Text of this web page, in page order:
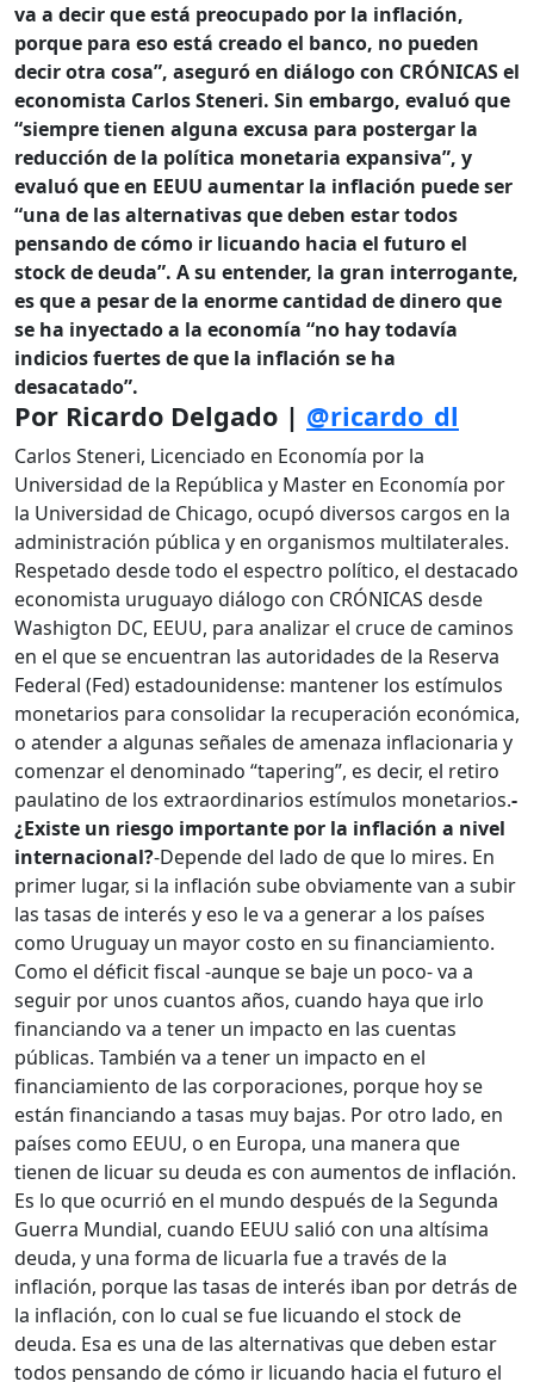
va a decir que está preocupado por la inflación,
porque para eso está creado el banco, no pueden
decir otra cosa”, aseguró en diálogo con CRÓNICAS el
economista Carlos Steneri. Sin embargo, evaluó que
“siempre tienen alguna excusa para postergar la
reducción de la política monetaria expansiva”, y
evaluó que en EEUU aumentar la inflación puede ser
“una de las alternativas que deben estar todos
pensando de cómo ir licuando hacia el futuro el
stock de deuda”. A su entender, la gran interrogante,
es que a pesar de la enorme cantidad de dinero que
se ha inyectado a la economía “no hay todavía
indicios fuertes de que la inflación se ha
desacatado”.
Por Ricardo Delgado | @ricardo_dl
Carlos Steneri, Licenciado en Economía por la
Universidad de la República y Master en Economía por
la Universidad de Chicago, ocupó diversos cargos en la
administración pública y en organismos multilaterales.
Respetado desde todo el espectro político, el destacado
economista uruguayo diálogo con CRÓNICAS desde
Washigton DC, EEUU, para analizar el cruce de caminos
en el que se encuentran las autoridades de la Reserva
Federal (Fed) estadounidense: mantener los estímulos
monetarios para consolidar la recuperación económica,
o atender a algunas señales de amenaza inflacionaria y
comenzar el denominado “tapering”, es decir, el retiro
paulatino de los extraordinarios estímulos monetarios.-
¿Existe un riesgo importante por la inflación a nivel
internacional?-Depende del lado de que lo mires. En
primer lugar, si la inflación sube obviamente van a subir
las tasas de interés y eso le va a generar a los países
como Uruguay un mayor costo en su financiamiento.
Como el déficit fiscal -aunque se baje un poco- va a
seguir por unos cuantos años, cuando haya que irlo
financiando va a tener un impacto en las cuentas
públicas. También va a tener un impacto en el
financiamiento de las corporaciones, porque hoy se
están financiando a tasas muy bajas. Por otro lado, en
países como EEUU, o en Europa, una manera que
tienen de licuar su deuda es con aumentos de inflación.
Es lo que ocurrió en el mundo después de la Segunda
Guerra Mundial, cuando EEUU salió con una altísima
deuda, y una forma de licuarla fue a través de la
inflación, porque las tasas de interés iban por detrás de
la inflación, con lo cual se fue licuando el stock de
deuda. Esa es una de las alternativas que deben estar
todos pensando de cómo ir licuando hacia el futuro el